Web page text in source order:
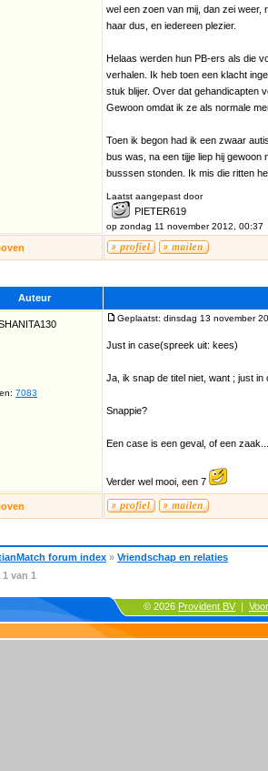
wel een zoen van mij, dan zei weer,
haar dus, en iedereen plezier.
Helaas werden hun PB-ers als die
verhalen. Ik heb toen een klacht
stuk blijer. Over dat gehandicapten
Gewoon omdat ik ze als normale
Toen ik begon had ik een zwaar
bus was, na een tijje liep hij
busssen stonden. Ik mis die ritten
Laatst aangepast door
PIETER619
op zondag 11 november 2012, 00:37
Auteur
7083
Geplaatst: dinsdag 13 november
Just in case(spreek uit: kees)
Ja, ik snap de titel niet, want ; just
Snappie?
Een case is een geval, of een zaak...
Verder wel mooi, een 7
forum index » Vriendschap en relaties
1 van 1
© 2026 Provident BV |